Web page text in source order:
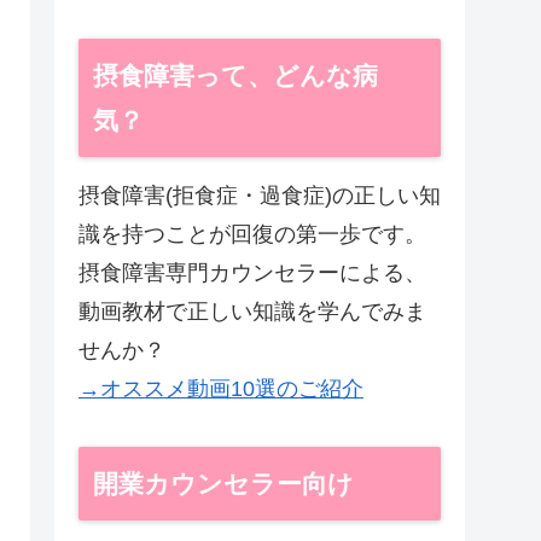
摂食障害って、どんな病
気？
摂食障害(拒食症・過食症)の正しい知
識を持つことが回復の第一歩です。
摂食障害専門カウンセラーによる、
動画教材で正しい知識を学んでみま
せんか？
→オススメ動画10選のご紹介
開業カウンセラー向け